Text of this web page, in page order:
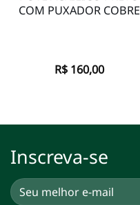
COM PUXADOR COBRE
R$160,00
Inscreva-se